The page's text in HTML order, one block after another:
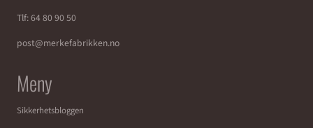
Tlf:64 80 90 50
post@merkefabrikken.no
Meny
Sikkerhetsbloggen